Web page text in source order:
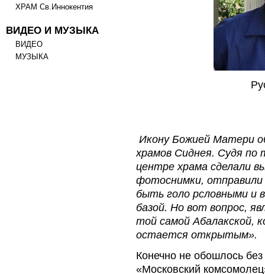
ХРАМ Св.Иннокентия
ВИДЕО И МУЗЫКА
ВИДЕО
МУЗЫКА
Икону Божией Матери
храмов Сиднея. Судя по
центре храма сделали
фотоснимки, отправили
быть голо pсловными и
базой. Но вот вопрос,
той самой Абалакской,
остается открытым».
Конечно не обошлось
«Московский